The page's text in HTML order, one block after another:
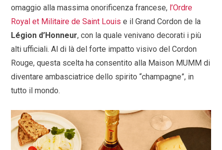
omaggio alla massima onorificenza francese, l’Ordre
Royal et Militaire de Saint Louis e il Grand Cordon de la
Légion d’Honneur, con la quale venivano decorati i più
alti ufficiali. Al di là del forte impatto visivo del Cordon
Rouge, questa scelta ha consentito alla Maison MUMM di
diventare ambasciatrice dello spirito “champagne”, in
tutto il mondo.